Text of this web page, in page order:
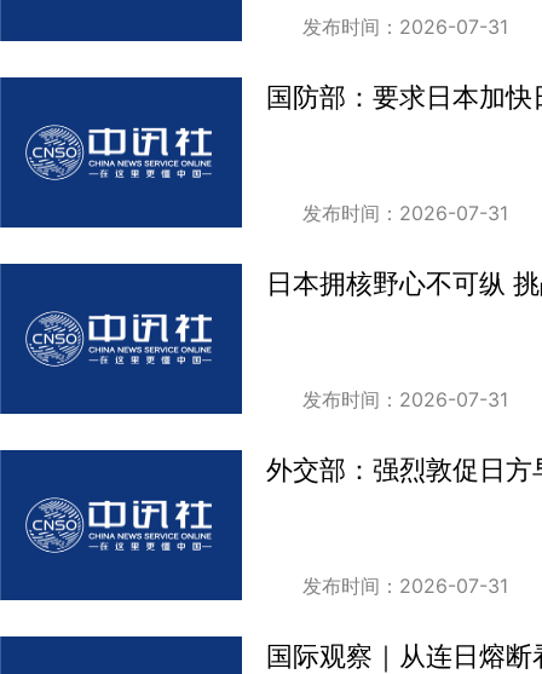
发布时间：2026-07-31
国防部：要求日本加
发布时间：2026-07-31
日本拥核野心不可纵
发布时间：2026-07-31
外交部：强烈敦促日
发布时间：2026-07-31
国际观察｜从连日熔